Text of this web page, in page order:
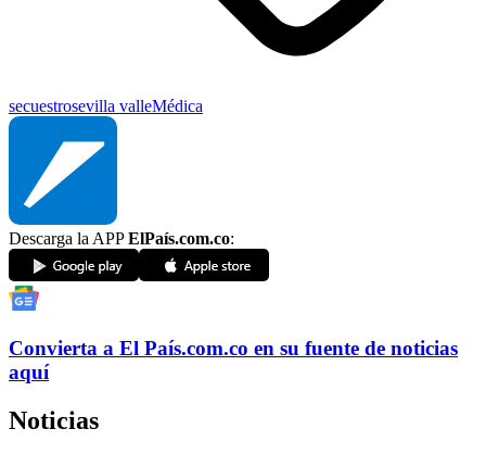
secuestrosevilla valleMédica
Descarga la APPElPaís.com.co:
Convierta a El País.com.co en su fuente de noticias
aquí
Noticias